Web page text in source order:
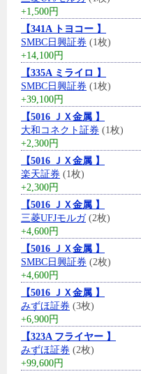
+1,500円
【341A トヨコー 】
SMBC日興証券 (1枚)
+14,100円
【335A ミライロ 】
SMBC日興証券 (1枚)
+39,100円
【5016 ＪＸ金属 】
大和コネクト証券 (1枚)
+2,300円
【5016 ＪＸ金属 】
楽天証券 (1枚)
+2,300円
【5016 ＪＸ金属 】
三菱UFJモルガ(2枚)
+4,600円
【5016 ＪＸ金属 】
SMBC日興証券 (2枚)
+4,600円
【5016 ＪＸ金属 】
みずほ証券 (3枚)
+6,900円
【323A フライヤー 】
みずほ証券 (2枚)
+99,600円